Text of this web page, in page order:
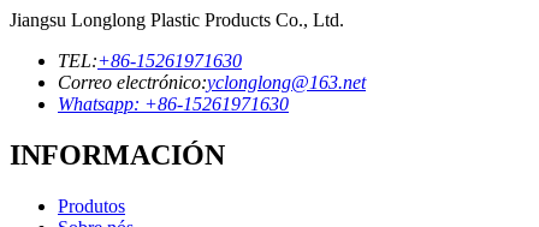
Jiangsu Longlong Plastic Products Co., Ltd.
TEL:+86-15261971630
Correo electrónico:yclonglong@163.net
Whatsapp: +86-15261971630
INFORMACIÓN
Produtos